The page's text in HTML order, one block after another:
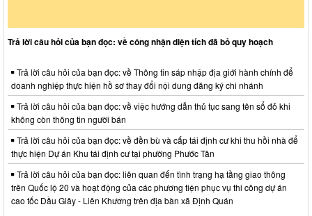
Trả lời câu hỏi của bạn đọc: về công nhận diện tích đã bỏ quy hoạch
Trả lời câu hỏi của bạn đọc: về Thông tin sáp nhập địa giới hành chính để
doanh nghiệp thực hiện hồ sơ thay đổi nội dung đăng ký chi nhánh
Trả lời câu hỏi của bạn đọc: về việc hướng dẫn thủ tục sang tên sổ đỏ khi
không còn thông tin người bán
Trả lời câu hỏi của bạn đọc: về đền bù và cấp tái định cư khi thu hồi nhà để
thực hiện Dự án Khu tái định cư tại phường Phước Tân
Trả lời câu hỏi của bạn đọc: liên quan đến tình trạng hạ tầng giao thông
trên Quốc lộ 20 và hoạt động của các phương tiện phục vụ thi công dự án
cao tốc Dầu Giây - Liên Khương trên địa bàn xã Định Quán